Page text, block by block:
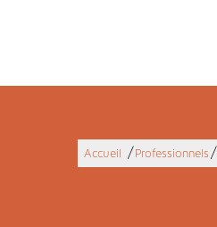
Accueil / Professionnels /